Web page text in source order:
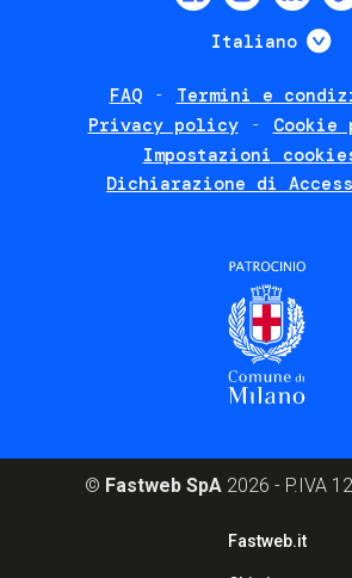
Italiano
FAQ
Termini e
Privacy policy
Cookie
Impostazioni
Dichiarazione di
© Fastweb SpA 2026 - P.IVA
Fastweb.it